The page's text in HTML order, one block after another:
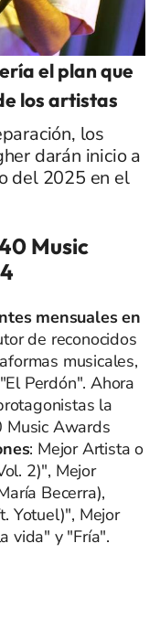
el plan que
los artistas
los
darán inicio a
del 2025 en el
Music
mensuales en
de reconocidos
musicales,
Perdón". Ahora
la
Music Awards
: Mejor Artista o
2)", Mejor
Becerra),
Yotuel)", Mejor
vida" y "Fría".